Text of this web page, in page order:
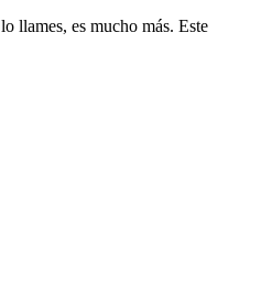
llames, es mucho más. Este